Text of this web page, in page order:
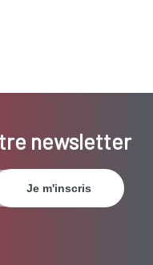
newsletter